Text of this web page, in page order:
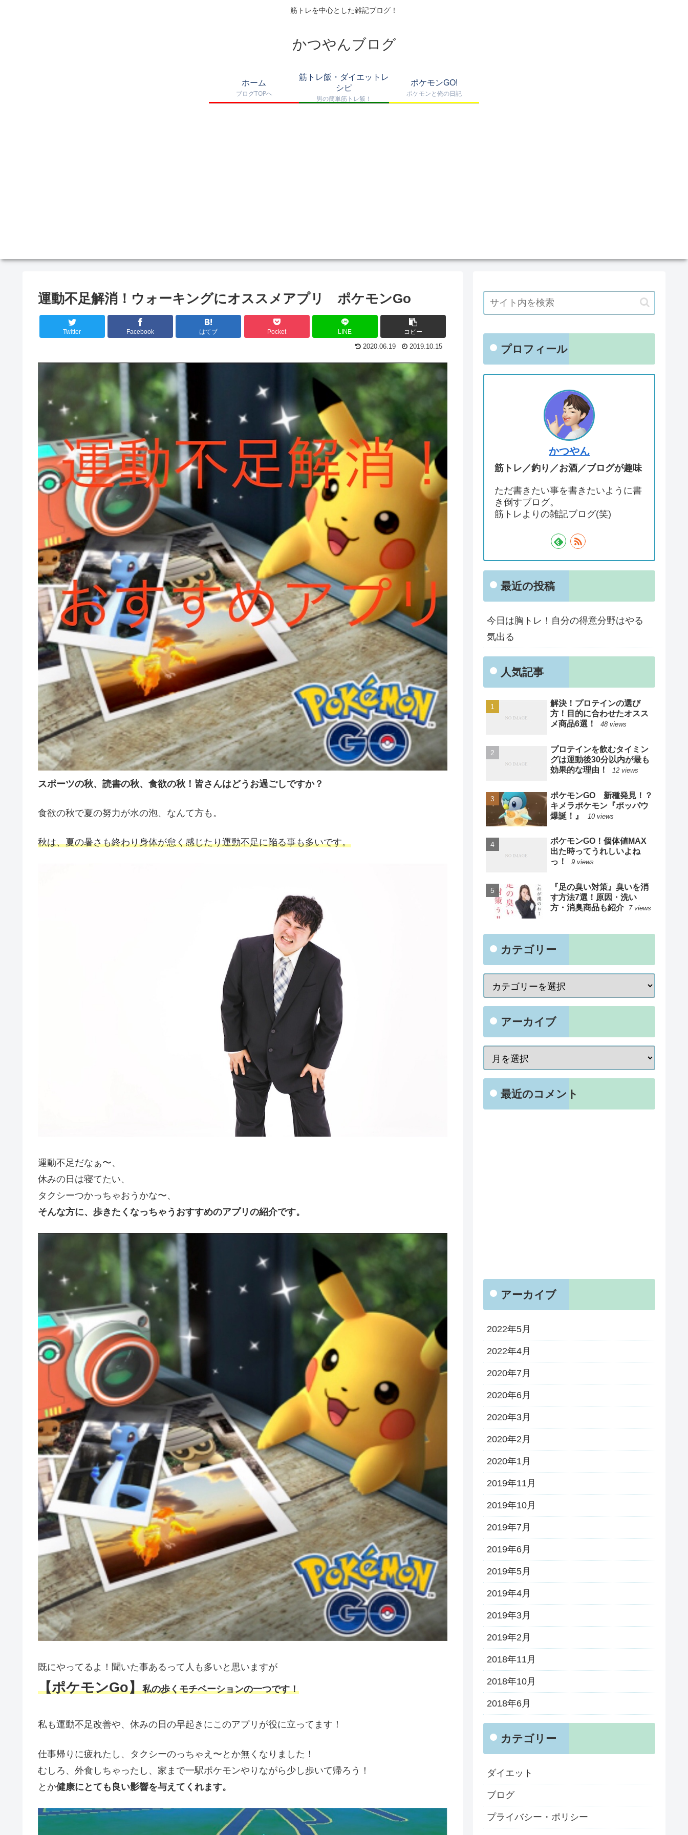
筋トレを中心とした雑記ブログ！
かつやんブログ
ホーム
ブログTOPへ
筋トレ飯・ダイエットレ
シピ
男の簡単筋トレ飯！
ポケモンGO!
ポケモンと俺の日記
運動不足解消！ウォーキングにオススメアプリ ポケモンGo
Twitter Facebook はてブ Pocket LINE コピー
2020.06.19 2019.10.15
スポーツの秋、読書の秋、食欲の秋！皆さんはどうお過ごしですか？
食欲の秋で夏の努力が水の泡、なんて方も。
秋は、夏の暑さも終わり身体が怠く感じたり運動不足に陥る事も多いです。
運動不足だなぁ〜、
休みの日は寝てたい、
タクシーつかっちゃおうかな〜、
そんな方に、歩きたくなっちゃうおすすめのアプリの紹介です。
既にやってるよ！聞いた事あるって人も多いと思いますが
【ポケモンGo】私の歩くモチベーションの一つです！
私も運動不足改善や、休みの日の早起きにこのアプリが役に立ってます！
仕事帰りに疲れたし、タクシーのっちゃえ〜とか無くなりました！
むしろ、外食しちゃったし、家まで一駅ポケモンやりながら少し歩いて帰ろう！
とか健康にとても良い影響を与えてくれます。
プロフィール
かつやん
筋トレ／釣り／お酒／ブログが趣味
ただ書きたい事を書きたいように書
き倒すブログ。
筋トレよりの雑記ブログ(笑)
最近の投稿
今日は胸トレ！自分の得意分野はやる
気出る
人気記事
解決！プロテインの選び
方！目的に合わせたオスス
メ商品6選！
48 views
プロテインを飲むタイミン
グは運動後30分以内が最も
効果的な理由！
12 views
ポケモンGO 新種発見！？
キメラポケモン『ポッパウ
爆誕！』
10 views
ポケモンGO！個体値MAX
出た時ってうれしいよね
っ！
9 views
『足の臭い対策』臭いを消
す方法7選！原因・洗い
方・消臭商品も紹介
7 views
カテゴリー
アーカイブ
最近のコメント
アーカイブ
2022年5月
2022年4月
2020年7月
2020年6月
2020年3月
2020年2月
2020年1月
2019年11月
2019年10月
2019年7月
2019年6月
2019年5月
2019年4月
2019年3月
2019年2月
2018年11月
2018年10月
2018年6月
カテゴリー
ダイエット
ブログ
プライバシー・ポリシー